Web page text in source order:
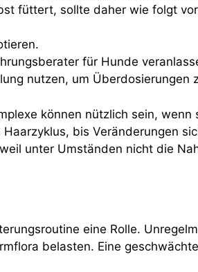
füttert, sollte daher wie folgt
für Hunde
nutzen, um Überdosierungen
können nützlich sein,
bis Veränderungen
unter Umständen nicht die
eine Rolle.
belasten. Eine